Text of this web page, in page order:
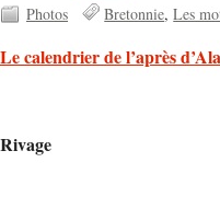
Photos
Bretonnie Les
Le calendrier de l’après
Rivage